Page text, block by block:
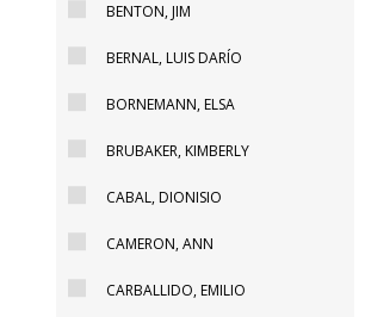
BENTON, JIM
BERNAL, LUIS DARÍO
BORNEMANN, ELSA
BRUBAKER, KIMBERLY
CABAL, DIONISIO
CAMERON, ANN
CARBALLIDO, EMILIO